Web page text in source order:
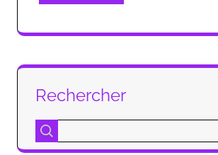
Rechercher